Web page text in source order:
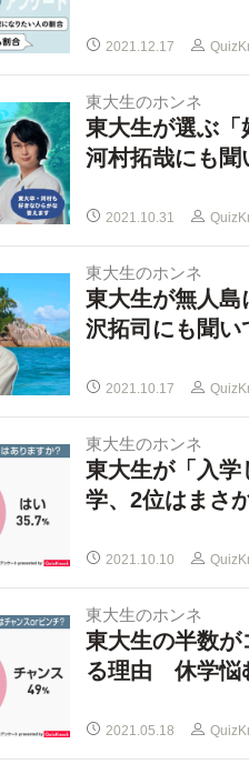
2021.12.17
東大生のホンネ
東大生が選ぶ「
河村拓哉にも聞
2021.10.31
東大生のホンネ
東大生が無人
沢拓司にも聞い
2021.10.17
東大生のホンネ
東大生が「入
学、2位はまさ
2021.10.10
東大生のホンネ
東大生の半数が
る理由 休学悩
2021.05.18